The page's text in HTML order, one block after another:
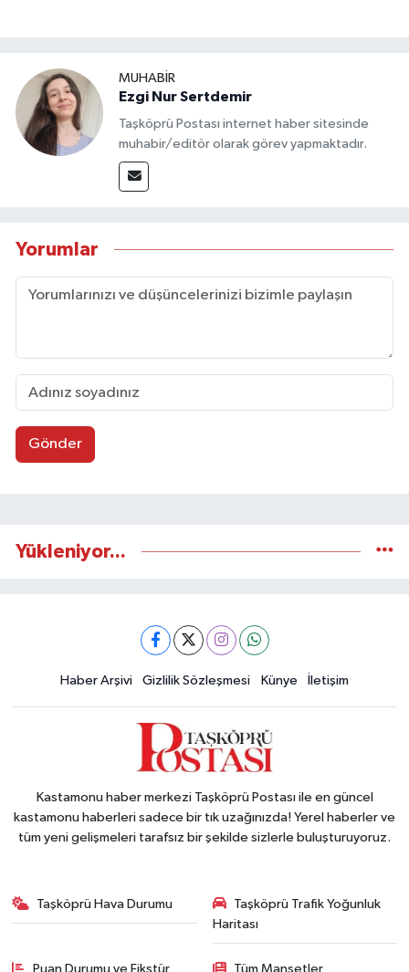
MUHABİR
Ezgi Nur Sertdemir
Taşköprü Postası internet haber sitesinde
muhabir/editör olarak görev yapmaktadır.
Yorumlar
Gönder
Yükleniyor...
Haber Arşivi Gizlilik Sözleşmesi Künye İletişim
Kastamonu haber merkezi Taşköprü Postası ile en güncel
kastamonu haberleri sadece bir tık uzağınızda! Yerel haberler ve
tüm yeni gelişmeleri tarafsız bir şekilde sizlerle buluşturuyoruz.
Taşköprü Hava Durumu
Taşköprü Trafik Yoğunluk
Haritası
Puan Durumu ve Fikstür Tüm Manşetler